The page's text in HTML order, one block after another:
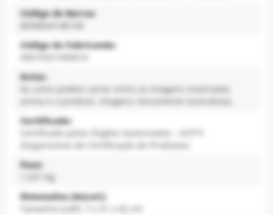
Código de Barras
8058664148158
Código do Fabricante:
Aviso:
As cores podem variar entre as imagens mostradas
acima e o produto. Imagens meramente ilustrativas.
Certificado:
Certificado pelos Órgãos Autorizados - OCP´S
(Organismos de Certificação de Produtos)
Peso:
1.537 Kg
Dimensões (AxLxC):
Tamanho (LAP): 7 x 31 x 42 cm